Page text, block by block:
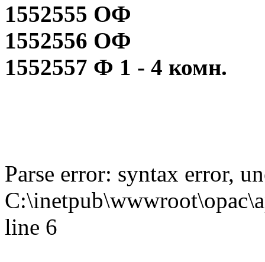
1552555 ОФ
1552556 ОФ
1552557 Ф 1 - 4 комн.
Parse error: syntax error,
line 6